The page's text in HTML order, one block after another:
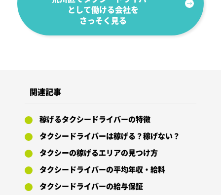
として働ける会社を
さっそく見る
関連記事
稼げるタクシードライバーの特徴
タクシードライバーは稼げる？稼げない？
タクシーの稼げるエリアの見つけ方
タクシードライバーの平均年収・給料
タクシードライバーの給与保証